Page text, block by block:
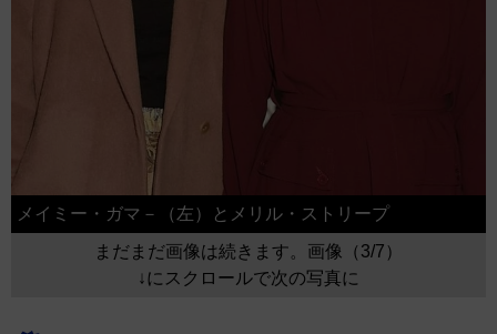
メイミー・ガマ－（左）とメリル・ストリープ
まだまだ画像は続きます。画像（3/7）
↓にスクロールで次の写真に